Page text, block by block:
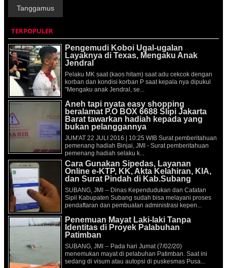
Tanggamus
TERPOPULER
Pengemudi Koboi Ugal-ugalan
Layaknya di Texas, Mengaku Anak
Jendral
Pelaku MK saat (kaos hitam) saat adu cekcok dengan
korban dan kondisi korban P saat kepala nya dipukul
"Mengaku anak Jendral, se...
Aneh tapi nyata easy shopping
beralamat P.O BOX 6688 Slipi Jakarta
Barat tawarkan hadiah kepada yang
bukan pelanggannya
JUM'AT 22 JULI 2016 | 10:25 WIB Surat pemberitahuan
pemenang hadiah Binjai, JMI - Surat pemberitahuan
pemenang hadiah selaku k...
Cara Gunakan Sipedas, Layanan
Online e-KTP, KK, Akta Kelahiran, KIA,
dan Surat Pindah di Kab.Subang
SUBANG, JMI -- Dinas Kependudukan dan Catatan
Sipil Kabupaten Subang sudah bisa melayani proses
pendaftaran dan pembuatan administrasi kepen...
Penemuan Mayat Laki-laki Tanpa
Identitas di Proyek Palabuhan
Patimban
SUBANG, JMI -- Pada hari Jumat (7/02/20)
menemukan mayat di pelabuhan Patimban. Saat ini
sedang di visum atau autopsi di puskesmas Pusa...